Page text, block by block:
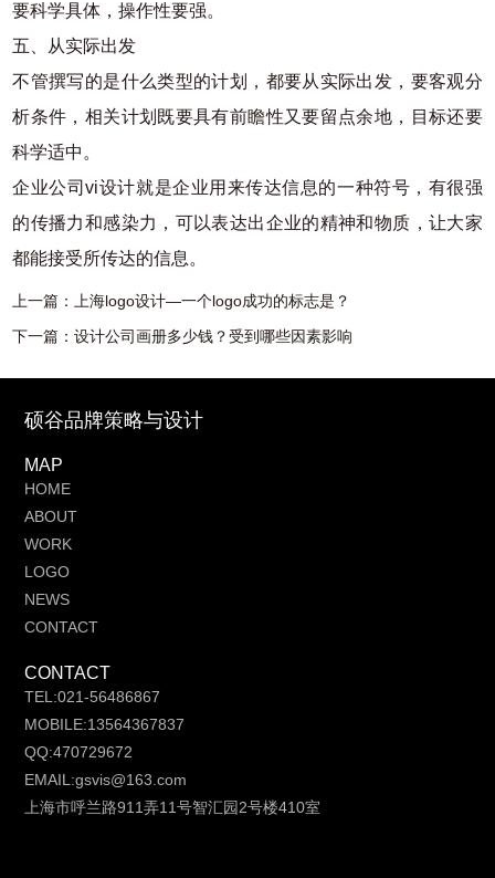
要科学具体，操作性要强。
五、从实际出发
不管撰写的是什么类型的计划，都要从实际出发，要客观分
析条件，相关计划既要具有前瞻性又要留点余地，目标还要
科学适中。
企业公司vi设计就是企业用来传达信息的一种符号，有很强
的传播力和感染力，可以表达出企业的精神和物质，让大家
都能接受所传达的信息。
上一篇：上海logo设计—一个logo成功的标志是？
下一篇：设计公司画册多少钱？受到哪些因素影响
硕谷品牌策略与设计
MAP
HOME
ABOUT
WORK
LOGO
NEWS
CONTACT
CONTACT
TEL:021-56486867
MOBILE:13564367837
QQ:470729672
EMAIL:gsvis@163.com
上海市呼兰路911弄11号智汇园2号楼410室